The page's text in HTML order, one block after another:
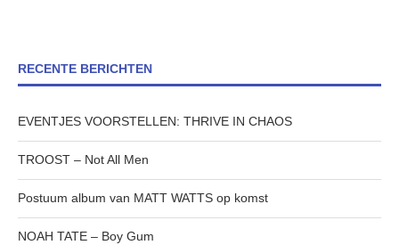
RECENTE BERICHTEN
EVENTJES VOORSTELLEN: THRIVE IN CHAOS
TROOST – Not All Men
Postuum album van MATT WATTS op komst
NOAH TATE – Boy Gum